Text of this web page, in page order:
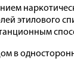
этилового
в